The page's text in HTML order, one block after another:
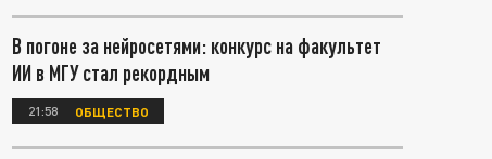
В погоне за нейросетями: конкурс на факультет
ИИ в МГУ стал рекордным
21:58 ОБЩЕСТВО